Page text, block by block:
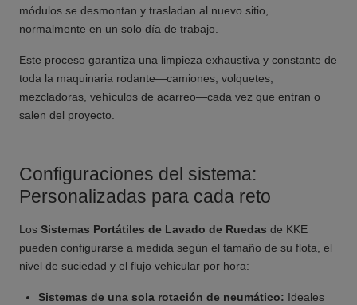
módulos se desmontan y trasladan al nuevo sitio,
normalmente en un solo día de trabajo.
Este proceso garantiza una limpieza exhaustiva y constante de
toda la maquinaria rodante—camiones, volquetes,
mezcladoras, vehículos de acarreo—cada vez que entran o
salen del proyecto.
Configuraciones del sistema:
Personalizadas para cada reto
Los Sistemas Portátiles de Lavado de Ruedas de KKE
pueden configurarse a medida según el tamaño de su flota, el
nivel de suciedad y el flujo vehicular por hora:
Sistemas de una sola rotación de neumático: Ideales